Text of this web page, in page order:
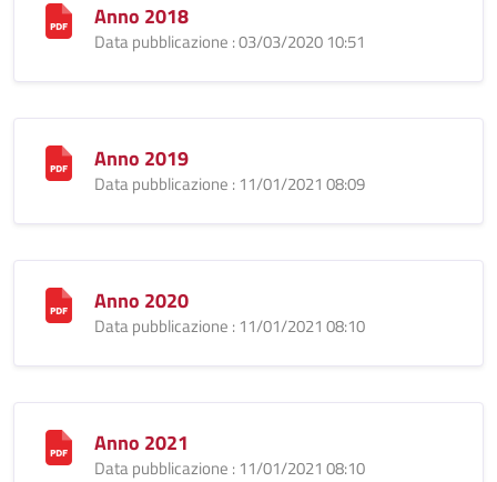
Anno 2018
Data pubblicazione : 03/03/2020 10:51
Anno 2019
Data pubblicazione : 11/01/2021 08:09
Anno 2020
Data pubblicazione : 11/01/2021 08:10
Anno 2021
Data pubblicazione : 11/01/2021 08:10